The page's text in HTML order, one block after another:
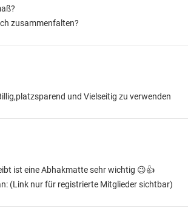
zusammenfalten?
und Vielseitig zu verwenden
ist eine Abhakmatte sehr wichtig 😉👍
(Link nur für registrierte Mitglieder sichtbar)